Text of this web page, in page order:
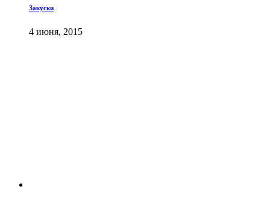
Закуски
4 июня, 2015